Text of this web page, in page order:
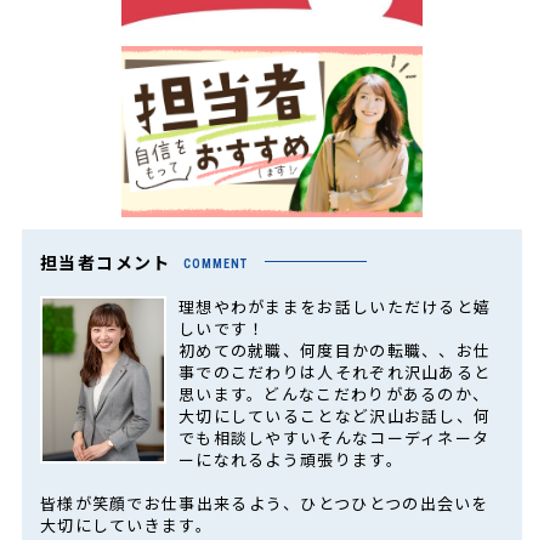
担当者コメント COMMENT
理想やわがままをお話しいただけると嬉
しいです！
初めての就職、何度目かの転職、、お仕
事でのこだわりは人それぞれ沢山あると
思います。どんなこだわりがあるのか、
大切にしていることなど沢山お話し、何
でも相談しやすいそんなコーディネータ
ーになれるよう頑張ります。
皆様が笑顔でお仕事出来るよう、ひとつひとつの出会いを
大切にしていきます。